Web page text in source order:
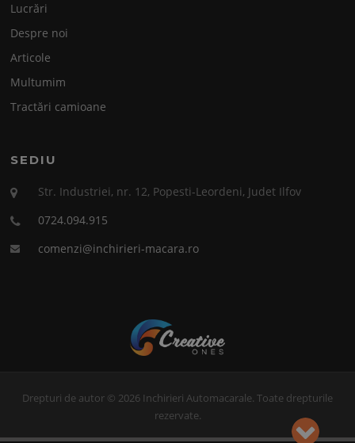
Lucrări
Despre noi
Articole
Multumim
Tractări camioane
SEDIU
Str. Industriei, nr. 12, Popesti-Leordeni, Judet Ilfov
0724.094.915
comenzi@inchirieri-macara.ro
Drepturi de autor © 2026 Inchirieri Automacarale. Toate drepturile
rezervate.